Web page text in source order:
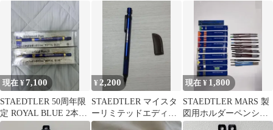
現在 ¥7,100
STAEDTLER 50周年限
定 ROYAL BLUE 2本セ
ット
¥ 2,200
STAEDTLER マイスタ
ーリミテッドエディシ
ョン 限定色アーバン
現在 ¥ 1,800
STAEDTLER MARS 製
図用ホルダーペンシル
芯ホルダーセット